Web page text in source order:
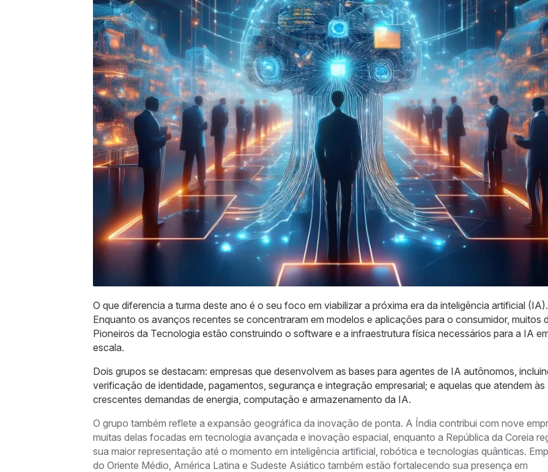
O que diferencia a turma deste ano é o seu foco em viabilizar a próxima era da inteligência artificial (IA).
Enquanto os avanços recentes se concentraram em modelos e aplicações para o consumidor, muitos
Pioneiros da Tecnologia estão construindo o software e a infraestrutura física necessários para a IA
escala.
Dois grupos se destacam: empresas que desenvolvem as bases para agentes de IA autônomos,
verificação de identidade, pagamentos, segurança e integração empresarial; e aquelas que atendem às
crescentes demandas de energia, computação e armazenamento da IA.
O grupo também reflete a expansão geográfica da inovação de ponta. A Índia contribui com nove
muitas delas focadas em tecnologia avançada e inovação espacial, enquanto a República da Coreia
sua maior representação até o momento em inteligência artificial, robótica e tecnologias quânticas.
do Oriente Médio, América Latina e Sudeste Asiático também estão fortalecendo sua presença em